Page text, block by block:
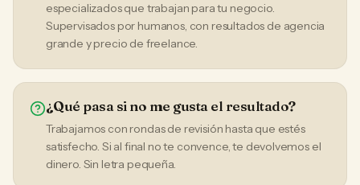
especializados que trabajan para tu negocio.
Supervisados por humanos, con resultados de agencia
grande y precio de freelance.
¿Qué pasa si no me gusta el resultado?
Trabajamos con rondas de revisión hasta que estés
satisfecho. Si al final no te convence, te devolvemos el
dinero. Sin letra pequeña.